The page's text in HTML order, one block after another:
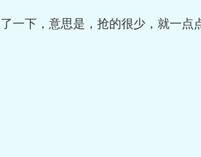
下，意思是，抢的很少，就一点点